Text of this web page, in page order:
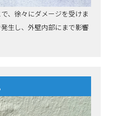
、徐々にダメージを受けま
生し、外壁内部にまで影響